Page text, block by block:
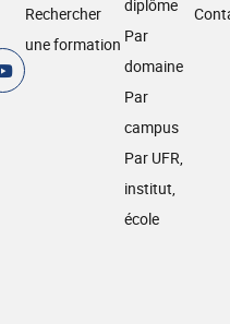
Rechercher
une formation
diplôme
Par
domaine
Par
campus
Par UFR,
institut,
école